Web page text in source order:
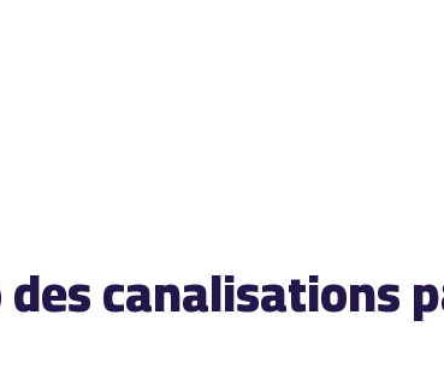
canalisations